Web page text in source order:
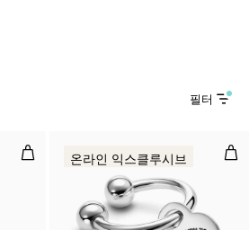
필터
하트 태그 키 링 하
온라인 익스클루시브